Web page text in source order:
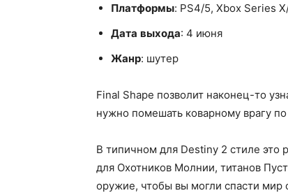
Платформы: PS4/5, Xbox Series
Дата выхода: 4 июня
Жанр: шутер
Final Shape позволит наконец-то
нужно помешать коварному врагу
В типичном для Destiny 2 стиле это
для Охотников Молнии, титанов
оружие, чтобы вы могли спасти мир